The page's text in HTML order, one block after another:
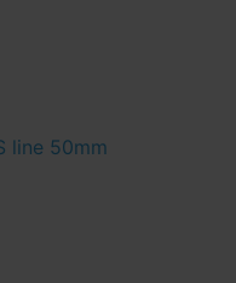
line 50mm